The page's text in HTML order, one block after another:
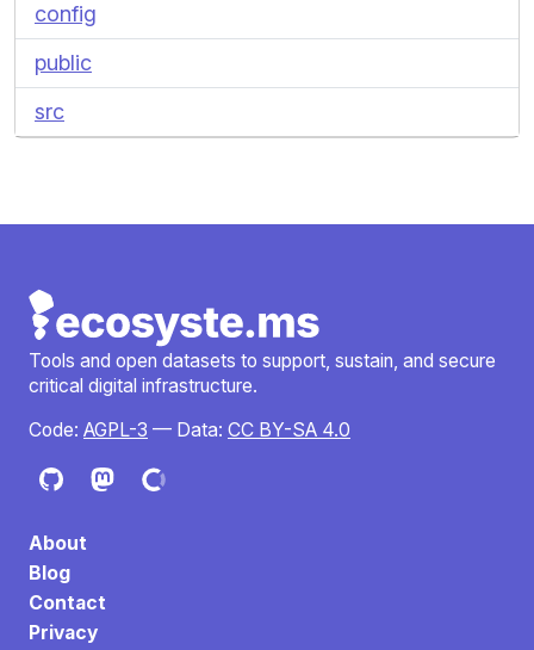
config
public
src
Tools and open datasets to support, sustain, and secure
critical digital infrastructure.
Code: AGPL-3 — Data: CC BY-SA 4.0
About
Blog
Contact
Privacy